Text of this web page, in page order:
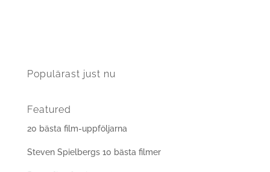
Populärast just nu
Featured
20 bästa film-uppföljarna
Steven Spielbergs 10 bästa filmer